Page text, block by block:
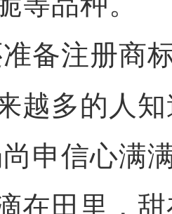
注册商标
越多的人
申信心满
田里，甜